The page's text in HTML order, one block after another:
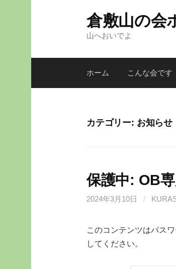
倉敷山の会
山へおいでよ
ホーム こんな会です
カテゴリー: お知らせ
保護中: OB
2024年3月10日 /
このコンテンツはパス
してください。